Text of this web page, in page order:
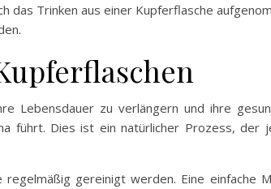
das Trinken aus einer Kupferflasche
Lebensdauer zu verlängern und ihre
führt. Dies ist ein natürlicher Prozess, der
gereinigt werden. Eine einfache